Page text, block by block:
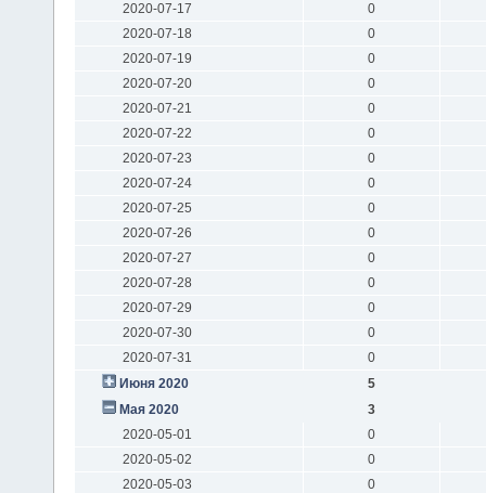
2020-07-17
0
2020-07-18
0
2020-07-19
0
2020-07-20
0
2020-07-21
0
2020-07-22
0
2020-07-23
0
2020-07-24
0
2020-07-25
0
2020-07-26
0
2020-07-27
0
2020-07-28
0
2020-07-29
0
2020-07-30
0
2020-07-31
0
Июня 2020
5
Мая 2020
3
2020-05-01
0
2020-05-02
0
2020-05-03
0